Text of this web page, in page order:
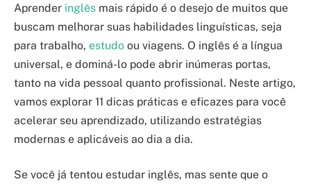
Aprender inglês mais rápido é o desejo de muitos que
buscam melhorar suas habilidades linguísticas, seja
para trabalho, estudo ou viagens. O inglês é a língua
universal, e dominá-lo pode abrir inúmeras portas,
tanto na vida pessoal quanto profissional. Neste artigo,
vamos explorar 11 dicas práticas e eficazes para você
acelerar seu aprendizado, utilizando estratégias
modernas e aplicáveis ao dia a dia.
Se você já tentou estudar inglês, mas sente que o